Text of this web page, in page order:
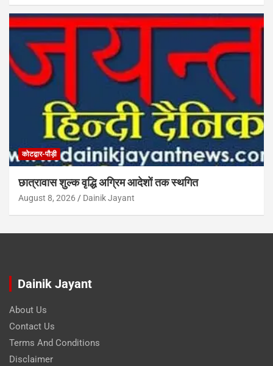
कोटद्वार-पौड़ी
छात्रावास शुल्क वृद्धि अग्रिम आदेशों तक स्थगित
August 8, 2026 Dainik Jayant
Dainik Jayant
About Us
Contact Us
Terms And Conditions
Disclaimer